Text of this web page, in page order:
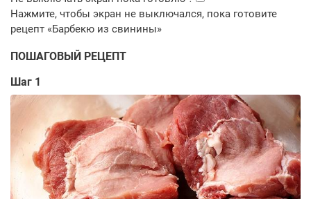
ПОШАГОВЫЙ РЕЦЕПТ
Шаг 1